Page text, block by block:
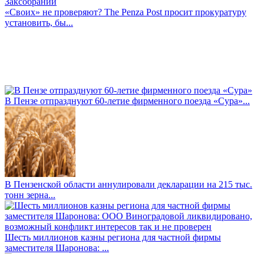
«Своих» не проверяют? The Penza Post просит прокуратуру
установить, бы...
В Пензе отпразднуют 60-летие фирменного поезда «Сура»...
В Пензенской области аннулировали декларации на 215 тыс.
тонн зерна...
Шесть миллионов казны региона для частной фирмы
заместителя Шаронова: ...